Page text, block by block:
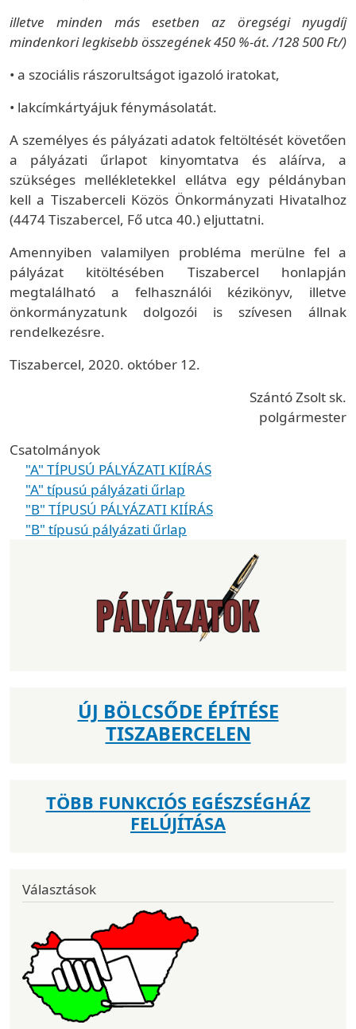
illetve minden más esetben az öregségi nyugdíj
mindenkori legkisebb összegének 450 %-át. /128 500 Ft/)
• a szociális rászorultságot igazoló iratokat,
• lakcímkártyájuk fénymásolatát.
A személyes és pályázati adatok feltöltését követően
a pályázati űrlapot kinyomtatva és aláírva, a
szükséges mellékletekkel ellátva egy példányban
kell a Tiszaberceli Közös Önkormányzati Hivatalhoz
(4474 Tiszabercel, Fő utca 40.) eljuttatni.
Amennyiben valamilyen probléma merülne fel a
pályázat kitöltésében Tiszabercel honlapján
megtalálható a felhasználói kézikönyv, illetve
önkormányzatunk dolgozói is szívesen állnak
rendelkezésre.
Tiszabercel, 2020. október 12.
Szántó Zsolt sk.
polgármester
Csatolmányok
"A" TÍPUSÚ PÁLYÁZATI KIÍRÁS
"A" típusú pályázati űrlap
"B" TÍPUSÚ PÁLYÁZATI KIÍRÁS
"B" típusú pályázati űrlap
ÚJ BÖLCSŐDE ÉPÍTÉSE
TISZABERCELEN
TÖBB FUNKCIÓS EGÉSZSÉGHÁZ
FELÚJÍTÁSA
Választások